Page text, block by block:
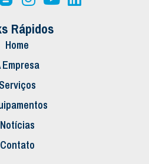
Rápidos
Home
Empresa
Serviços
Notícias
Contato